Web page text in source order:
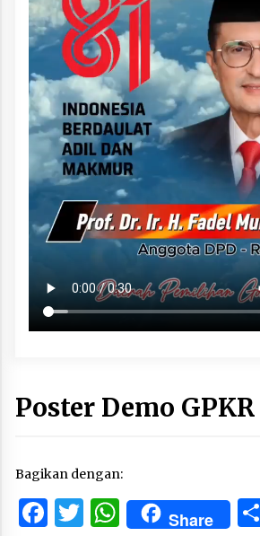
Poster Demo GPKR
Bagikan dengan:
Facebook
Twitter
WhatsApp
Share